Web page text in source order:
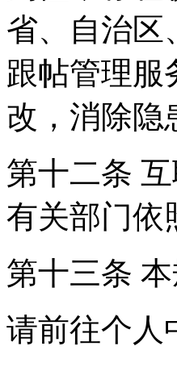
省、自治区
跟帖管理服
改，消除隐
第十二条
有关部门依
第十三条
请前往个人